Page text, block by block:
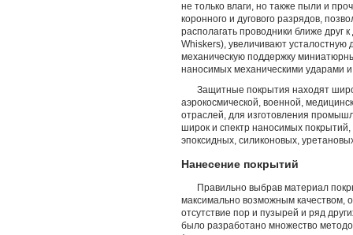
не только влаги, но также пыли и
коронного и дугового разрядов,
располагать проводники ближе друг
Whiskers), увеличивают усталостную
механическую поддержку
наносимых механическими ударами
Защитные покрытия находят
аэрокосмической, военной,
отраслей, для изготовления
широк и спектр наносимых
эпоксидных, силиконовых,
Нанесение покрытий
Правильно выбрав материал
максимально возможным качеством,
отсутствие пор и пузырей и ряд
было разработано множество